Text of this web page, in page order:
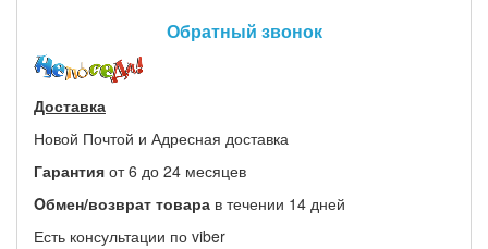
Обратный звонок
Доставка
Новой Почтой и Адресная доставка
Гарантия от 6 до 24 месяцев
Oбмен/возврат товара в течении 14 дней
Есть консультации по viber